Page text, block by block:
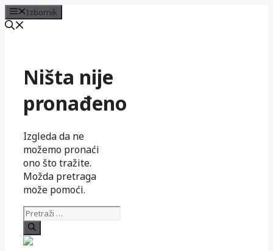
Izbornik
Ništa nije
pronađeno
Izgleda da ne
možemo pronaći
ono što tražite.
Možda pretraga
može pomoći.
Pretraži: